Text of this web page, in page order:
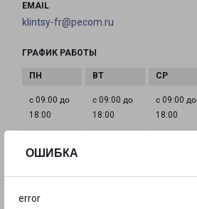
ОШИБКА
error
EMAIL
klintsy-fr@pecom.ru
ГРАФИК РАБОТЫ
с 09:00 до
18:00
с 09:00 до
18:00
с 09:00 до
18:00
18:00